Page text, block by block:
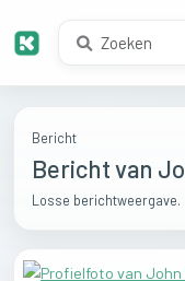
Bericht
Bericht van
Losse berichtweergave.